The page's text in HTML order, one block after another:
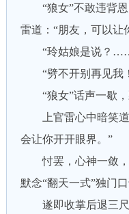
“狼女”不敢违背恩
雷道：“朋友，可以让
“玲姑娘是说？
“劈不开别再见我
“狼女”话声一歇，
上官雷心中暗笑道
会让你开开眼界。”
忖罢，心神一敛，
默念“翻天一式”独门
遂即收掌后退三尺